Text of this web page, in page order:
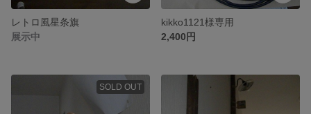
レトロ風星条旗
展示中
kikko1121様専用
2,400円
SOLD OUT